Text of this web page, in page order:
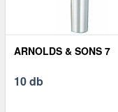
ARNOLDS & SONS 7
10 db